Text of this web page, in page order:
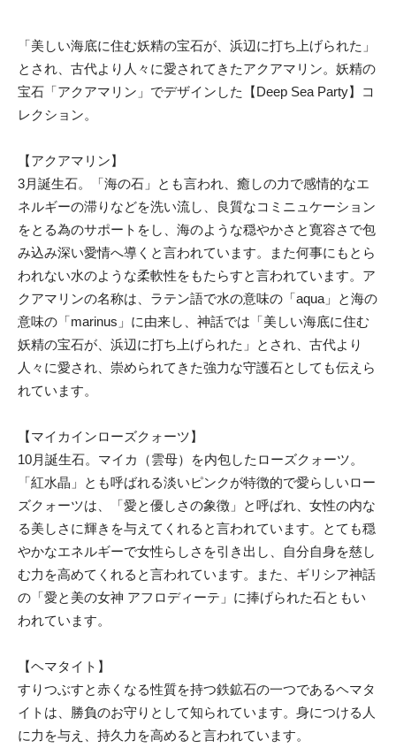
「美しい海底に住む妖精の宝石が、浜辺に打ち上げられた」
とされ、古代より人々に愛されてきたアクアマリン。妖精の
宝石「アクアマリン」でデザインした【Deep Sea Party】コ
レクション。
【アクアマリン】
3月誕生石。「海の石」とも言われ、癒しの力で感情的なエ
ネルギーの滞りなどを洗い流し、良質なコミニュケーション
をとる為のサポートをし、海のような穏やかさと寛容さで包
み込み深い愛情へ導くと言われています。また何事にもとら
われない水のような柔軟性をもたらすと言われています。ア
クアマリンの名称は、ラテン語で水の意味の「aqua」と海の
意味の「marinus」に由来し、神話では「美しい海底に住む
妖精の宝石が、浜辺に打ち上げられた」とされ、古代より
人々に愛され、崇められてきた強力な守護石としても伝えら
れています。
【マイカインローズクォーツ】
10月誕生石。マイカ（雲母）を内包したローズクォーツ。
「紅水晶」とも呼ばれる淡いピンクが特徴的で愛らしいロー
ズクォーツは、「愛と優しさの象徴」と呼ばれ、女性の内な
る美しさに輝きを与えてくれると言われています。とても穏
やかなエネルギーで女性らしさを引き出し、自分自身を慈し
む力を高めてくれると言われています。また、ギリシア神話
の「愛と美の女神 アフロディーテ」に捧げられた石ともい
われています。
【ヘマタイト】
すりつぶすと赤くなる性質を持つ鉄鉱石の一つであるヘマタ
イトは、勝負のお守りとして知られています。身につける人
に力を与え、持久力を高めると言われています。